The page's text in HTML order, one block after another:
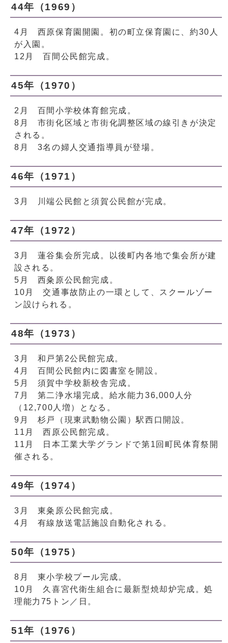
44年（1969）
4月 西原保育園開園。初の町立保育園に、約30人
が入園。
12月 百間公民館完成。
45年（1970）
2月 百間小学校体育館完成。
8月 市街化区域と市街化調整区域の線引きが決定
される。
8月 3名の婦人交通指導員が登場。
46年（1971）
3月 川端公民館と須賀公民館が完成。
47年（1972）
3月 蓮谷集会所完成。以後町内各地で集会所が建
設される。
5月 西粂原公民館完成。
10月 交通事故防止の一環として、スクールゾー
ン設けられる。
48年（1973）
3月 和戸第2公民館完成。
4月 百間公民館内に図書室を開設。
5月 須賀中学校新校舎完成。
7月 第二浄水場完成。給水能力36,000人分
（12,700人増）となる。
9月 杉戸（現東武動物公園）駅西口開設。
11月 西原公民館完成。
11月 日本工業大学グランドで第1回町民体育祭開
催される。
49年（1974）
3月 東粂原公民館完成。
4月 有線放送電話施設自動化される。
50年（1975）
8月 東小学校プール完成。
10月 久喜宮代衛生組合に最新型焼却炉完成。処
理能力75トン／日。
51年（1976）